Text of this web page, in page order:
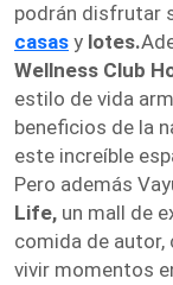
podrán disfrutar
casas y lotes.
Wellness Club
estilo de vida
beneficios de la
este increíble
Pero además
Life, un mall de
comida de autor,
vivir momentos